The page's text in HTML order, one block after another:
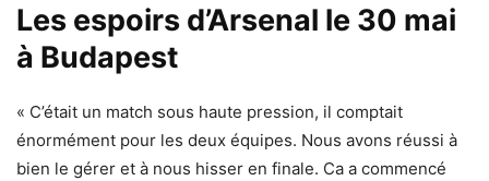
Les espoirs d’Arsenal le 30 mai
à Budapest
« C’était un match sous haute pression, il comptait
énormément pour les deux équipes. Nous avons réussi à
bien le gérer et à nous hisser en finale. Ca a commencé